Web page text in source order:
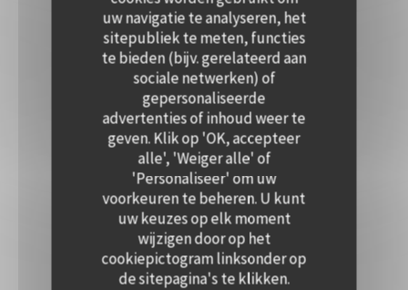
uw navigatie te analyseren, het
sitepubliek te meten, functies
te bieden (bijv. gerelateerd aan
sociale netwerken) of
gepersonaliseerde
advertenties of inhoud weer te
geven. Klik op 'OK, accepteer
alle', 'Weiger alle' of
'Personaliseer' om uw
voorkeuren te beheren. U kunt
uw keuzes op elk moment
wijzigen door op het
cookiepictogram linksonder op
de sitepagina's te klikken.